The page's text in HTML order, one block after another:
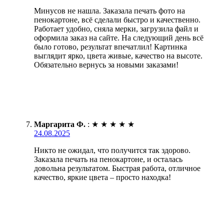
Минусов не нашла. Заказала печать фото на
пенокартоне, всё сделали быстро и качественно.
Работает удобно, сняла мерки, загрузила файл и
оформила заказ на сайте. На следующий день всё
было готово, результат впечатлил! Картинка
выглядит ярко, цвета живые, качество на высоте.
Обязательно вернусь за новыми заказами!
Маргарита Ф. : ★ ★ ★ ★ ★
24.08.2025
Никто не ожидал, что получится так здорово.
Заказала печать на пенокартоне, и осталась
довольна результатом. Быстрая работа, отличное
качество, яркие цвета – просто находка!